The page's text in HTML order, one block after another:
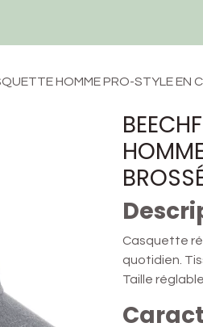
HOMME PRO-STYLE EN
Casquette
quotidien.
Taille